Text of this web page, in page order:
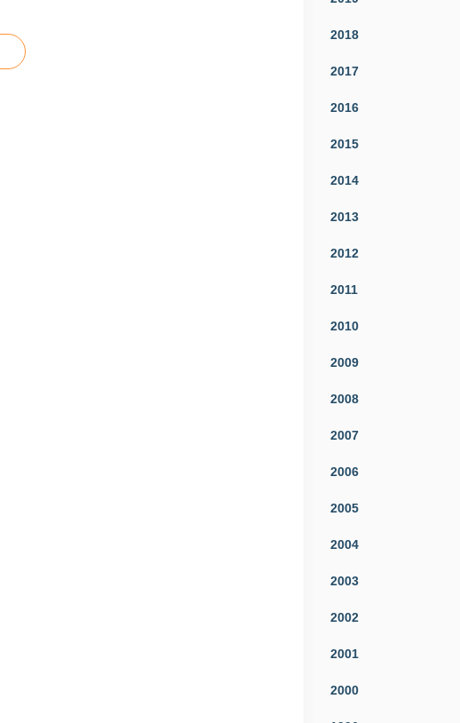
2018
2017
2016
2015
2014
2013
2012
2011
2010
2009
2008
2007
2006
2005
2004
2003
2002
2001
2000